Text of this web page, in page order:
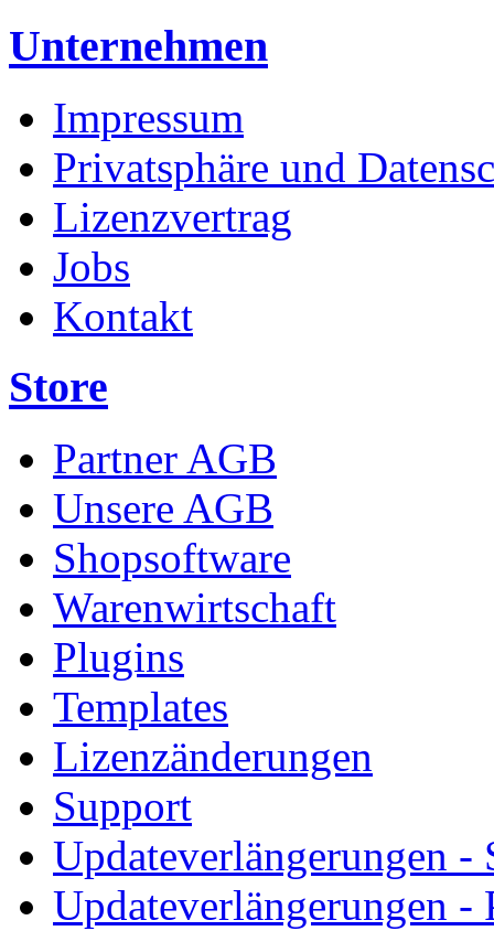
Unternehmen
Impressum
Privatsphäre und
Lizenzvertrag
Jobs
Kontakt
Store
Partner AGB
Unsere AGB
Shopsoftware
Warenwirtschaft
Plugins
Templates
Lizenzänderungen
Support
Updateverlängerungen -
Updateverlängerungen -